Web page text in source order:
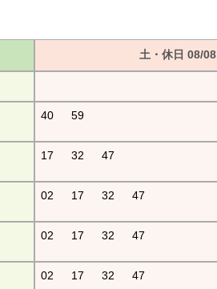
土・休日 08/08
40 59
17 32 47
02 17 32 47
02 17 32 47
02 17 32 47